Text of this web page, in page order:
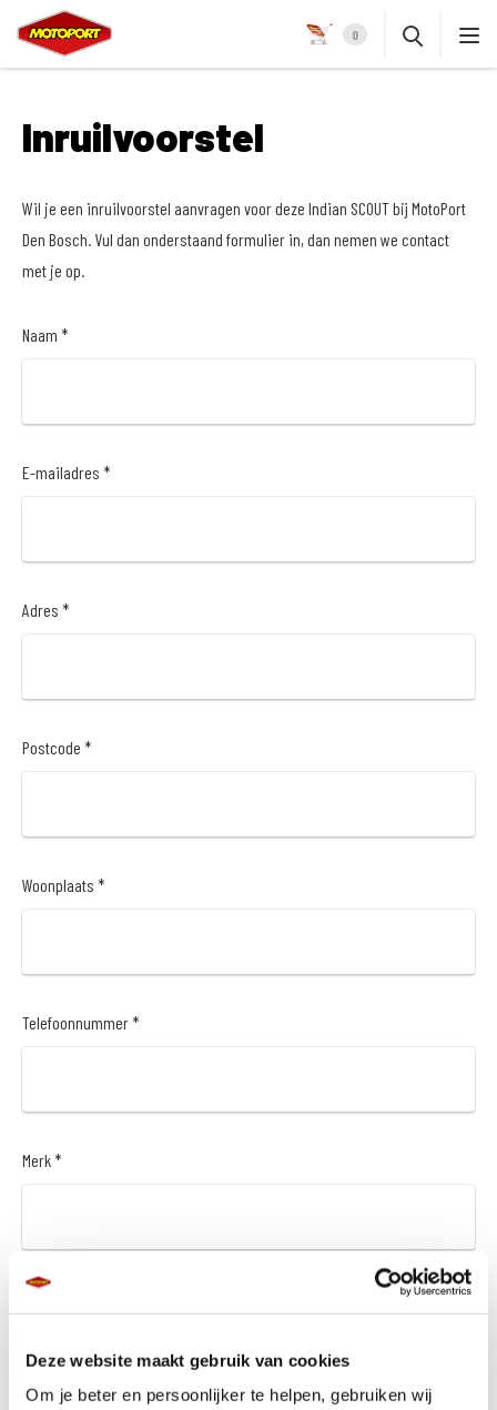
Deze website maakt gebruik van cookies
Om je beter en persoonlijker te helpen, gebruiken wij
0
Inruilvoorstel
Wil je een inruilvoorstel aanvragen voor deze Indian SCOUT bij MotoPort
Den Bosch. Vul dan onderstaand formulier in, dan nemen we contact
met je op.
Naam *
E-mailadres *
Adres *
Postcode *
Woonplaats *
Telefoonnummer *
Merk *